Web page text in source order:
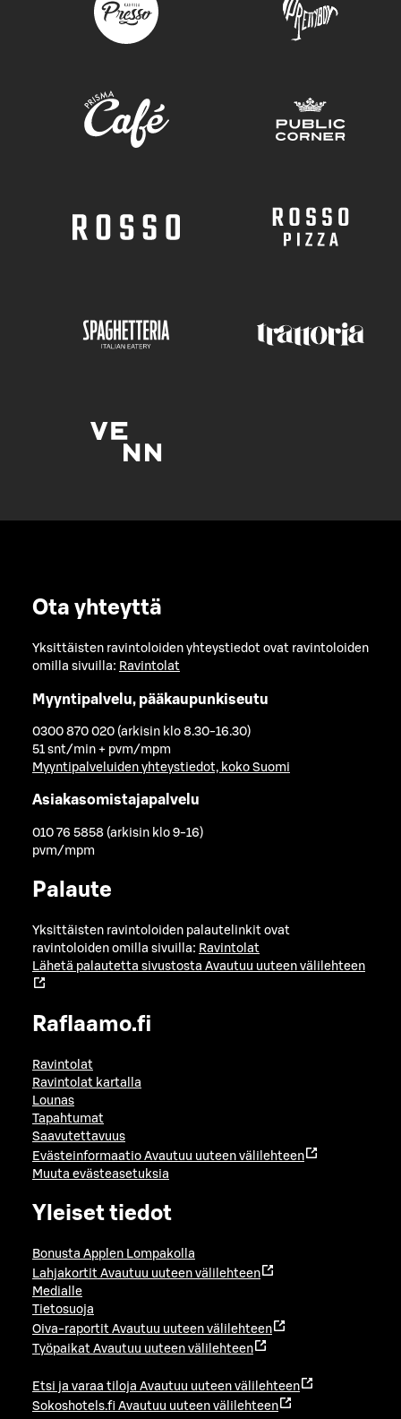
Ota yhteyttä
Yksittäisten ravintoloiden yhteystiedot ovat ravintoloiden
omilla sivuilla: Ravintolat
Myyntipalvelu, pääkaupunkiseutu
0300 870 020 (arkisin klo 8.30-16.30)
51 snt/min + pvm/mpm
Myyntipalveluiden yhteystiedot, koko Suomi
Asiakasomistajapalvelu
010 76 5858 (arkisin klo 9-16)
pvm/mpm
Palaute
Yksittäisten ravintoloiden palautelinkit ovat
ravintoloiden omilla sivuilla: Ravintolat
Lähetä palautetta sivustosta Avautuu uuteen välilehteen
Raflaamo.fi
Ravintolat
Ravintolat kartalla
Lounas
Tapahtumat
Saavutettavuus
Evästeinformaatio Avautuu uuteen välilehteen
Muuta evästeasetuksia
Yleiset tiedot
Bonusta Applen Lompakolla
Lahjakortit Avautuu uuteen välilehteen
Medialle
Tietosuoja
Oiva-raportit Avautuu uuteen välilehteen
Työpaikat Avautuu uuteen välilehteen
Etsi ja varaa tiloja Avautuu uuteen välilehteen
Sokoshotels.fi Avautuu uuteen välilehteen